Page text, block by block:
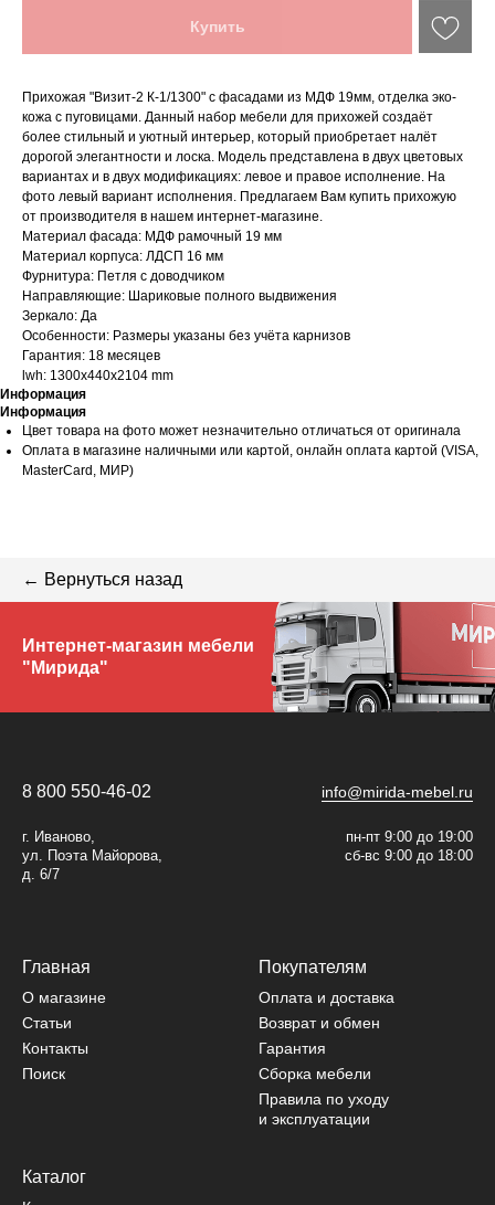
Купить
Прихожая "Визит-2 К-1/1300" с фасадами из МДФ 19мм, отделка эко-
кожа с пуговицами. Данный набор мебели для прихожей создаёт
более стильный и уютный интерьер, который приобретает налёт
дорогой элегантности и лоска. Модель представлена в двух цветовых
вариантах и в двух модификациях: левое и правое исполнение. На
фото левый вариант исполнения. Предлагаем Вам купить прихожую
от производителя в нашем интернет-магазине.
Материал фасада: МДФ рамочный 19 мм
Материал корпуса: ЛДСП 16 мм
Фурнитура: Петля с доводчиком
Направляющие: Шариковые полного выдвижения
Зеркало: Да
Особенности: Размеры указаны без учёта карнизов
Гарантия: 18 месяцев
lwh: 1300x440x2104 mm
Информация
Информация
Цвет товара на фото может незначительно отличаться от оригинала
Оплата в магазине наличными или картой, онлайн оплата картой (VISA,
MasterCard, МИР)
← Вернуться назад
Интернет-магазин мебели
"Мирида"
Главная
info@mirida-mebel.ru
г. Иваново,
ул. Поэта Майорова,
д. 6/7
О магазине
пн-пт 9:00 до 19:00
сб-вс 9:00 до 18:00
8 800 550-46-02
Статьи
Контакты
Поиск
Покупателям
Оплата и доставка
Возврат и обмен
Гарантия
Сборка мебели
Каталог
Правила по уходу
и эксплуатации